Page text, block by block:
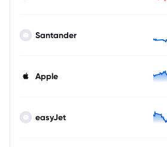
Santander
Apple
easyJet